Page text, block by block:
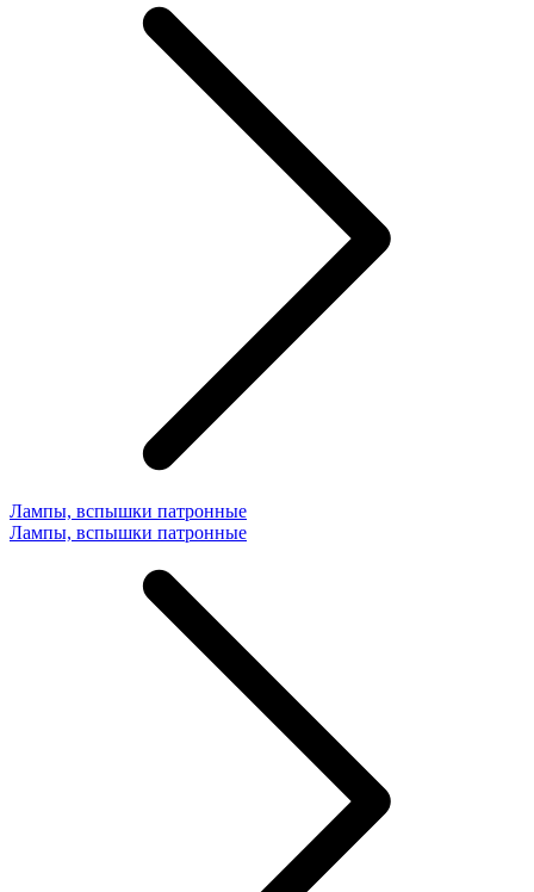
Лампы, вспышки патронные
Лампы, вспышки патронные